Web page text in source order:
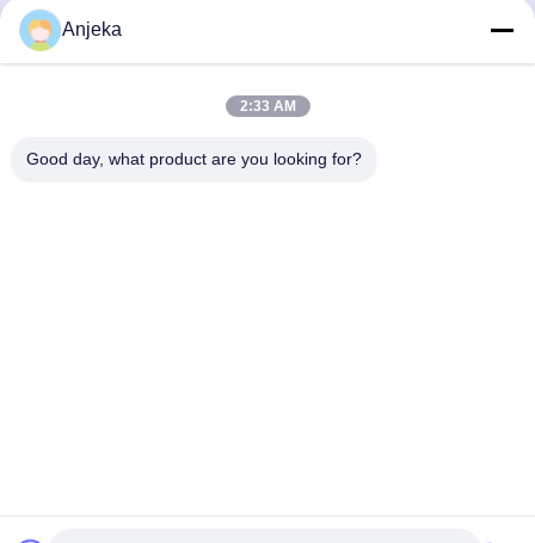
Emulsionsdispersionen
Beste Preis erhalten
Anjeka
2:33 AM
Good day, what product are you looking for?